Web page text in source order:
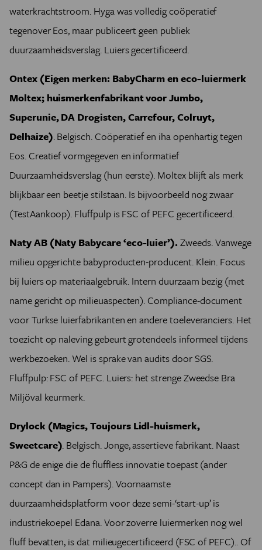
waterkrachtstroom. Hyga was volledig coöperatief
tegenover Eos, maar publiceert geen publiek
duurzaamheidsverslag. Luiers gecertificeerd.
Ontex (Eigen merken: BabyCharm en eco-luiermerk
Moltex; huismerkenfabrikant voor Jumbo,
Superunie, DA Drogisten, Carrefour, Colruyt,
Delhaize). Belgisch. Coöperatief en iha openhartig tegen
Eos. Creatief vormgegeven en informatief
Duurzaamheidsverslag (hun eerste). Moltex blijft als merk
blijkbaar een beetje stilstaan. Is bijvoorbeeld nog zwaar
(TestAankoop). Fluffpulp is FSC of PEFC gecertificeerd.
Naty AB (Naty Babycare ‘eco-luier’).Zweeds. Vanwege
milieu opgerichte babyproducten-producent. Klein. Focus
bij luiers op materiaalgebruik. Intern duurzaam bezig (met
name gericht op milieuaspecten). Compliance-document
voor Turkse luierfabrikanten en andere toeleveranciers. Het
toezicht op naleving gebeurt grotendeels informeel tijdens
werkbezoeken. Wel is sprake van audits door SGS.
Fluffpulp: FSC of PEFC. Luiers: het strenge Zweedse Bra
Miljöval keurmerk.
Drylock (Magics, Toujours Lidl-huismerk,
Sweetcare). Belgisch. Jonge, assertieve fabrikant. Naast
P&G de enige die de fluffless innovatie toepast (ander
concept dan in Pampers). Voornaamste
duurzaamheidsplatform voor deze semi-‘start-up’ is
industriekoepel Edana. Voor zoverre luiermerken nog wel
fluff bevatten, is dat milieugecertificeerd (FSC of PEFC).. Of